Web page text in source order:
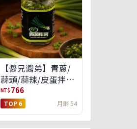
【醬兄醬弟】青蔥/
蒜頭/蒜辣/皮蛋拌醬
4件任選(免運組)
NT$ 766
TOP 6 月銷 54